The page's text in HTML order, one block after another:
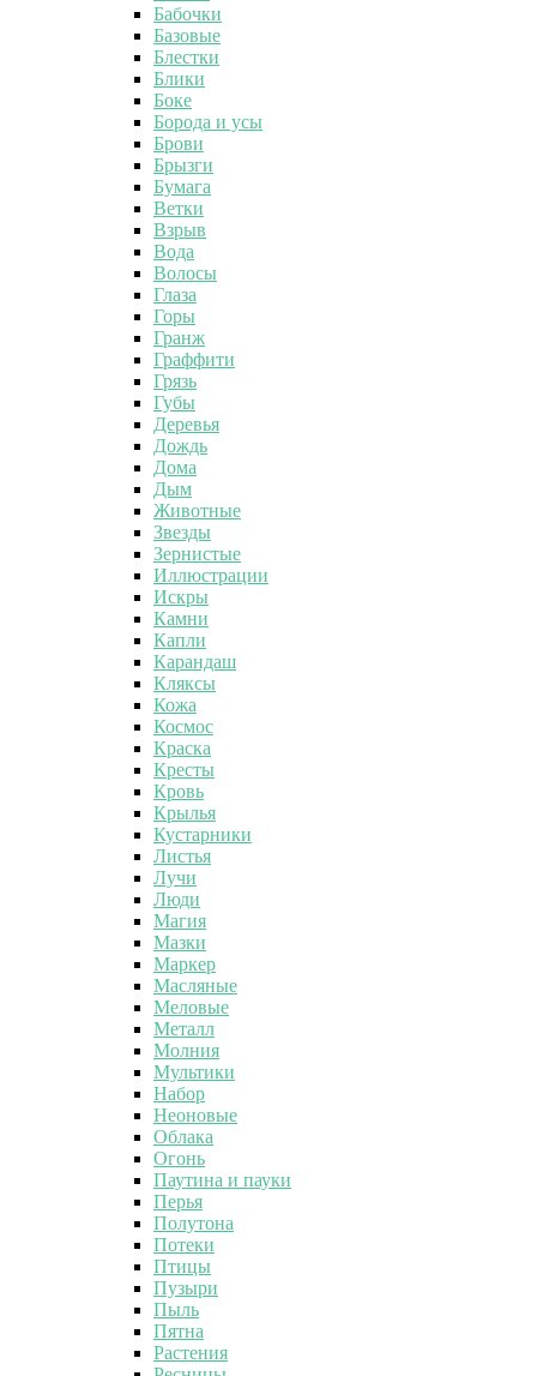
Бабочки
Базовые
Блестки
Блики
Боке
Борода и усы
Брови
Брызги
Бумага
Ветки
Взрыв
Вода
Волосы
Глаза
Горы
Гранж
Граффити
Грязь
Губы
Деревья
Дождь
Дома
Дым
Животные
Звезды
Зернистые
Иллюстрации
Искры
Камни
Капли
Карандаш
Кляксы
Кожа
Космос
Краска
Кресты
Кровь
Крылья
Кустарники
Листья
Лучи
Люди
Магия
Мазки
Маркер
Масляные
Меловые
Металл
Молния
Мультики
Набор
Неоновые
Облака
Огонь
Паутина и пауки
Перья
Полутона
Потеки
Птицы
Пузыри
Пыль
Пятна
Растения